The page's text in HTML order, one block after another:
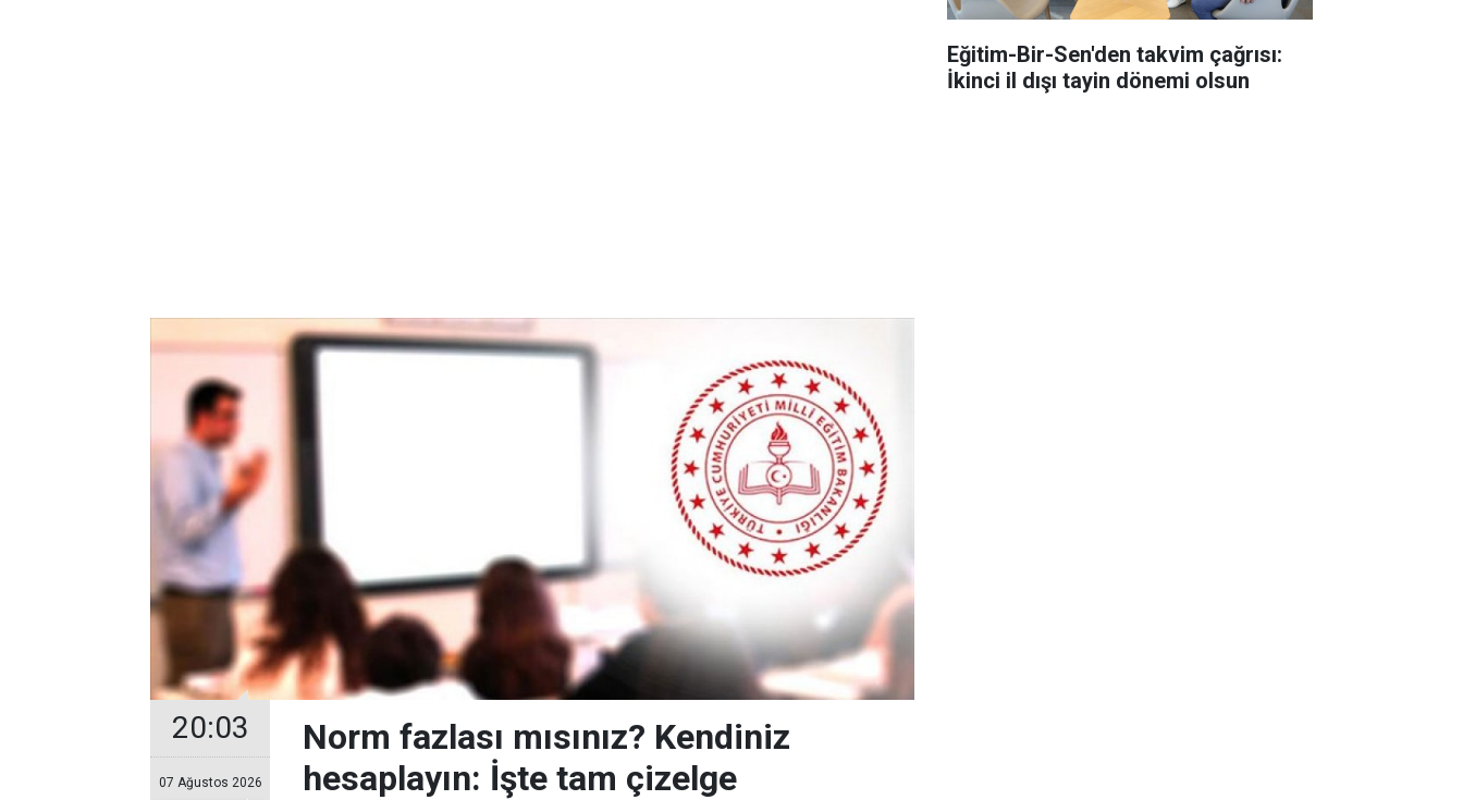
20:03
07 Ağustos 2026
Norm fazlası mısınız? Kendiniz
hesaplayın: İşte tam çizelge
Eğitim-Bir-Sen'den takvim çağrısı:
İkinci il dışı tayin dönemi olsun